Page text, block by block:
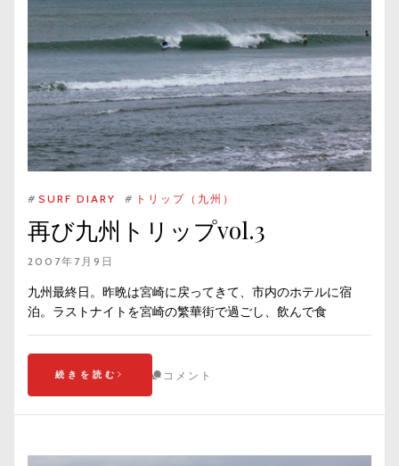
# SURF DIARY # トリップ（九州）
再び九州トリップvol.3
2007年7月9日
九州最終日。昨晩は宮崎に戻ってきて、市内のホテルに宿
泊。ラストナイトを宮崎の繁華街で過ごし、飲んで食
続きを読む コメント